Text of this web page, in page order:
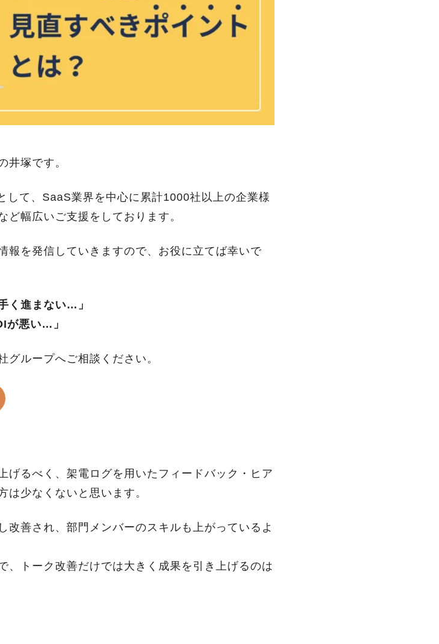
井塚です。
て、SaaS業界を中心に累計1000社以上の企業様
幅広いご支援をしております。
報を発信していきますので、お役に立てば幸いで
く進まない…」
が悪い…」
ループへご相談ください。
げるべく、架電ログを用いたフィードバック・ヒア
は少なくないと思います。
改善され、部門メンバーのスキルも上がっているよ
、トーク改善だけでは大きく成果を引き上げるのは